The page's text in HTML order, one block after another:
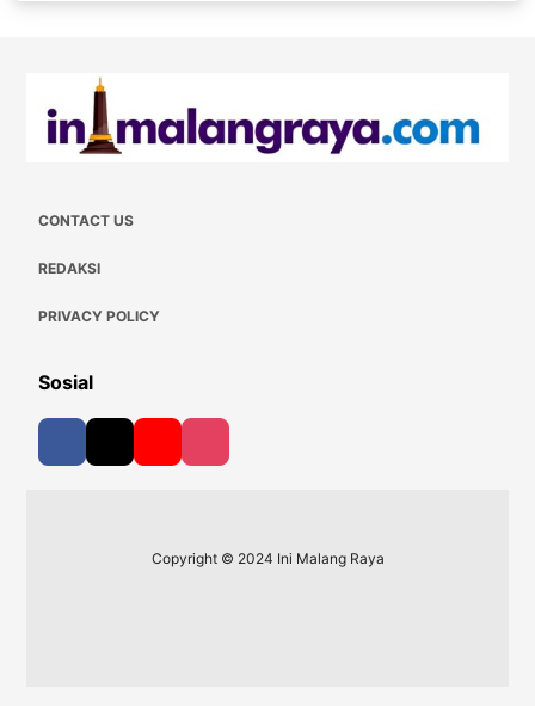
CONTACT US
REDAKSI
PRIVACY POLICY
Sosial
Copyright © 2024 Ini Malang Raya